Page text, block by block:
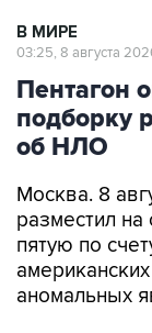
Пентагон
подборку
об НЛО
Москва. 8
пятую по
аномальных